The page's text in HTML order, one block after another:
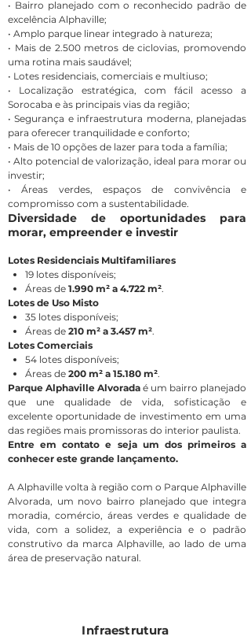
• Bairro planejado com o reconhecido padrão de
excelência Alphaville;
• Amplo parque linear integrado à natureza;
• Mais de 2.500 metros de ciclovias, promovendo
uma rotina mais saudável;
• Lotes residenciais, comerciais e multiuso;
• Localização estratégica, com fácil acesso a
Sorocaba e às principais vias da região;
• Segurança e infraestrutura moderna, planejadas
para oferecer tranquilidade e conforto;
• Mais de 10 opções de lazer para toda a família;
• Alto potencial de valorização, ideal para morar ou
investir;
• Áreas verdes, espaços de convivência e
compromisso com a sustentabilidade.
Diversidade de oportunidades para
morar, empreender e investir
Lotes Residenciais Multifamiliares
19 lotes disponíveis;
Áreas de 1.990 m² a 4.722 m².
Lotes de Uso Misto
35 lotes disponíveis;
Áreas de 210 m² a 3.457 m².
Lotes Comerciais
54 lotes disponíveis;
Áreas de 200 m² a 15.180 m².
Parque Alphaville Alvorada é um bairro planejado
que une qualidade de vida, sofisticação e
excelente oportunidade de investimento em uma
das regiões mais promissoras do interior paulista.
Entre em contato e seja um dos primeiros a
conhecer este grande lançamento.
A Alphaville volta à região com o Parque Alphaville
Alvorada, um novo bairro planejado que integra
moradia, comércio, áreas verdes e qualidade de
vida, com a solidez, a experiência e o padrão
construtivo da marca Alphaville, ao lado de uma
área de preservação natural.
Infraestrutura